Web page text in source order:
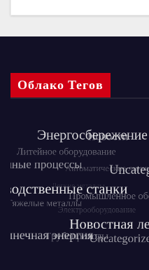
Облако Тегов